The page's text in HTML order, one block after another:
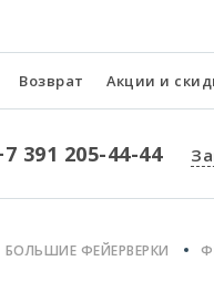
Возврат Акции и
391 205-44-44
БОЛЬШИЕ ФЕЙЕРВЕРКИ